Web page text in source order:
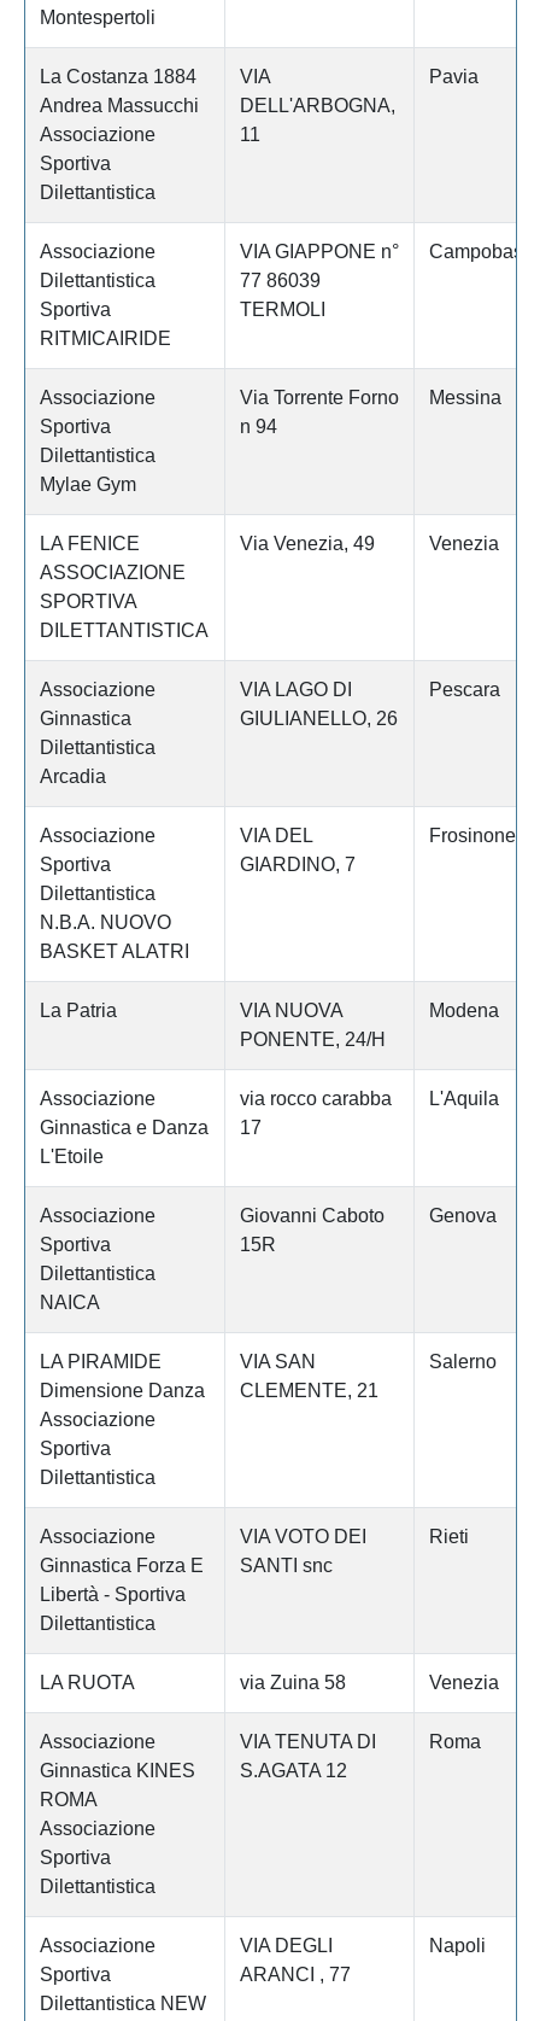
Montespertoli
La Costanza 1884
Andrea Massucchi
Associazione
Sportiva
Dilettantistica
VIA
DELL'ARBOGNA,
11
Pavia
Associazione
Dilettantistica
Sportiva
RITMICAIRIDE
VIA GIAPPONE n°
77 86039
TERMOLI
Associazione
Sportiva
Dilettantistica
Mylae Gym
Via Torrente Forno
n 94
Messina
LA FENICE
ASSOCIAZIONE
SPORTIVA
DILETTANTISTICA
Via Venezia, 49 Venezia
Associazione
Ginnastica
Dilettantistica
Arcadia
VIA LAGO DI
GIULIANELLO, 26
Pescara
Associazione
Sportiva
Dilettantistica
N.B.A. NUOVO
BASKET ALATRI
VIA DEL
GIARDINO, 7
Frosinone
La Patria
VIA NUOVA
PONENTE, 24/H
Modena
Associazione
Ginnastica e Danza
L'Etoile
via rocco carabba
17
L'Aquila
Associazione
Sportiva
Dilettantistica
NAICA
Giovanni Caboto
15R
Genova
LA PIRAMIDE
Dimensione Danza
Associazione
Sportiva
Dilettantistica
VIA SAN
CLEMENTE, 21
Salerno
Associazione
Ginnastica Forza E
Libertà - Sportiva
Dilettantistica
VIA VOTO DEI
SANTI snc
Rieti
LA RUOTA via Zuina 58 Venezia
Associazione
Ginnastica KINES
ROMA
Associazione
Sportiva
Dilettantistica
VIA TENUTA DI
S.AGATA 12
Roma
Associazione
Sportiva
Dilettantistica NEW
VIA DEGLI
ARANCI , 77
Napoli